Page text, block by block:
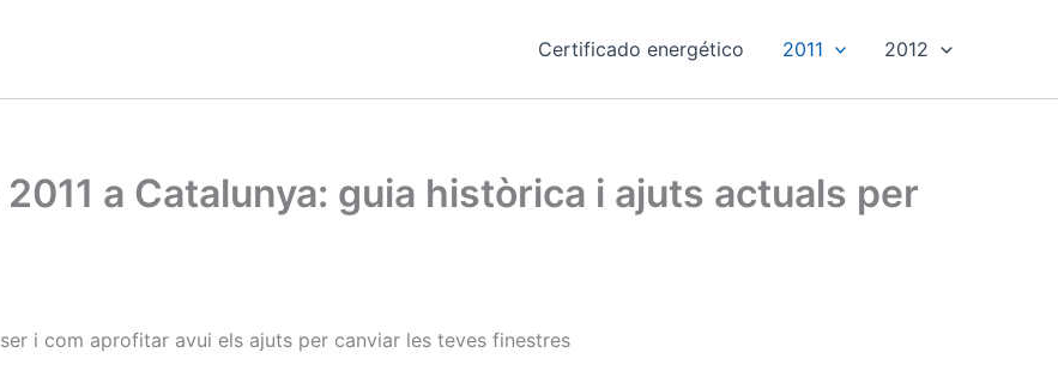
Certificado energético 2011 2012
2011 a Catalunya: guia històrica i ajuts actuals per
i com aprofitar avui els ajuts per canviar les teves finestres